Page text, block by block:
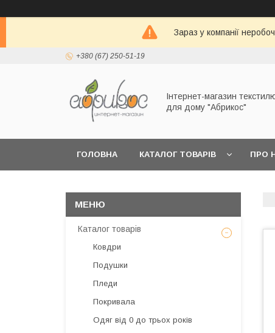
Зараз у компанії
+380 (67) 250-51-19
Інтернет-магазин
для дому "Абрикос"
ГОЛОВНА КАТАЛОГ ТОВАРІВ ПРО
Каталог товарів
Ковдри
Подушки
Пледи
Покривала
Одяг від 0 до трьох років